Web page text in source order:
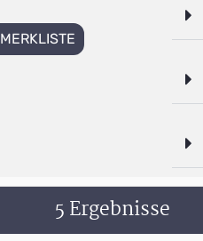
MERKLISTE
5 Ergebnisse